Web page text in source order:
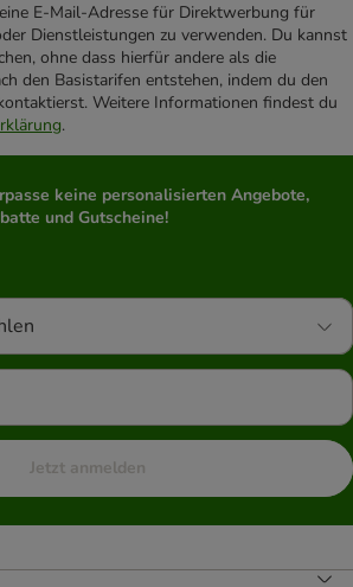
E-Mail-Adresse für Direktwerbung für
Dienstleistungen zu verwenden. Du kannst
ohne dass hierfür andere als die
den Basistarifen entstehen, indem du den
Weitere Informationen findest du
.
keine personalisierten Angebote,
und Gutscheine!
Jetzt anmelden